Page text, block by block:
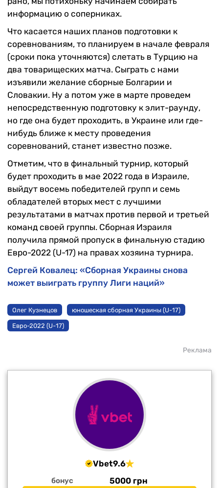
информацию о соперниках.
Что касается наших планов подготовки к
соревнованиям, то планируем в начале февраля
(сроки пока уточняются) слетать в Турцию на
два товарищеских матча. Сыграть с нами
изъявили желание сборные Болгарии и
Словакии. Ну а потом уже в марте проведем
непосредственную подготовку к элит-раунду,
но где она будет проходить, в Украине или где-
нибудь ближе к месту проведения
соревнований, станет известно позже.
Отметим, что в финальный турнир, который
будет проходить в мае 2022 года в Израиле,
выйдут восемь победителей групп и семь
обладателей вторых мест с лучшими
результатами в матчах против первой и третьей
команд своей группы. Сборная Израиля
получила прямой пропуск в финальную стадию
Евро-2022 (U-17) на правах хозяина турнира.
Сергей Ковалец: «Cборная Украины снова
может выиграть группу Лиги наций»
Олег Кузнецов юношеская сборная Украины (U-17)
Евро-2022 (U-17)
Реклама
Vbet9.6
бонус 5000 грн